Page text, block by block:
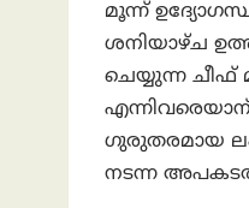
മൂന്ന്
ശനിയാഴ്ച
ചെയ്യുന്ന ചീഫ്
ഗുരുതരമായ
നടന്ന